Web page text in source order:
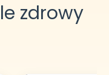
zdrowy